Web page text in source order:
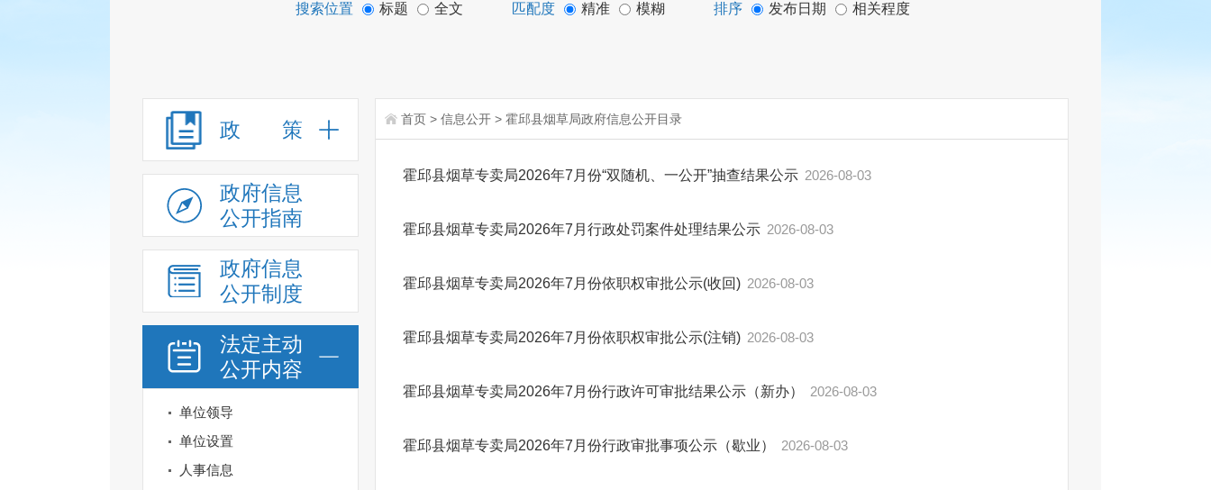
搜索位置 标题 全文 匹配度 精准 模糊 排序 发布日期 相关程度
政 策
政府信息
公开指南
政府信息
公开制度
法定主动
公开内容
单位领导
单位设置
人事信息
首页 > 信息公开 > 霍邱县烟草局政府信息公开目录
霍邱县烟草专卖局2026年7月份“双随机、一公开”抽查结果公示 2026-08-03
霍邱县烟草专卖局2026年7月行政处罚案件处理结果公示 2026-08-03
霍邱县烟草专卖局2026年7月份依职权审批公示(收回) 2026-08-03
霍邱县烟草专卖局2026年7月份依职权审批公示(注销) 2026-08-03
霍邱县烟草专卖局2026年7月份行政许可审批结果公示（新办） 2026-08-03
霍邱县烟草专卖局2026年7月份行政审批事项公示（歇业） 2026-08-03